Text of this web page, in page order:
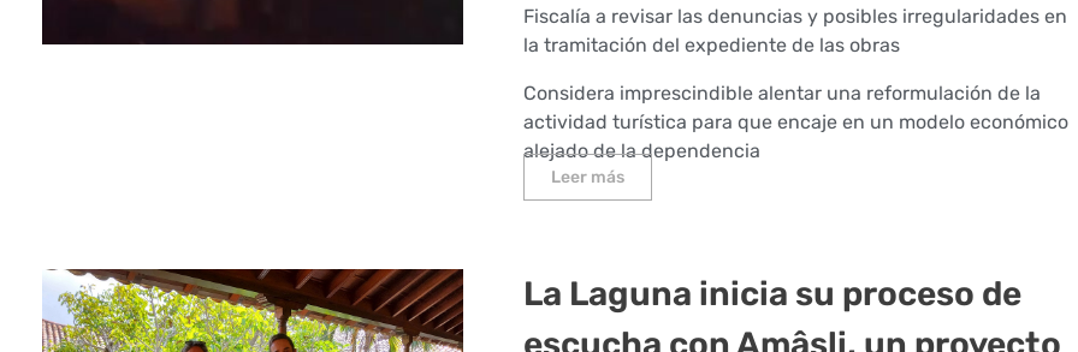
Fiscalía a revisar las denuncias y posibles irregularidades en
la tramitación del expediente de las obras
Considera imprescindible alentar una reformulación de la
actividad turística para que encaje en un modelo económico
alejado de la dependencia
Leer más
La Laguna inicia su proceso de